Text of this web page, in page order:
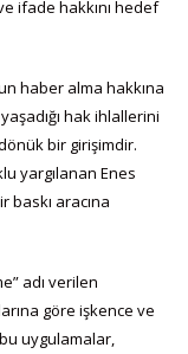
ifade hakkını hedef
haber alma hakkına
yaşadığı hak ihlallerini
bir girişimdir.
yargılanan Enes
baskı aracına
adı verilen
göre işkence ve
uygulamalar,